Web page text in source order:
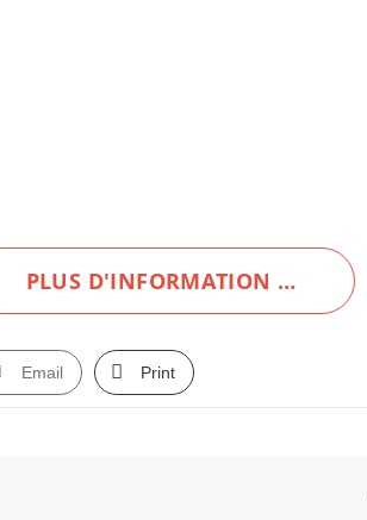
PLUS D'INFORMATION …
Email Print